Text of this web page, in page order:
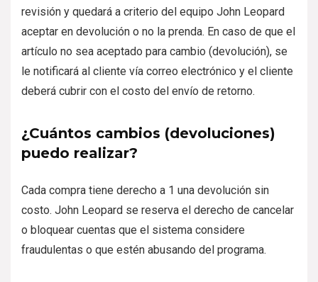
revisión y quedará a criterio del equipo John Leopard
aceptar en devolución o no la prenda. En caso de que el
artículo no sea aceptado para cambio (devolución), se
le notificará al cliente vía correo electrónico y el cliente
deberá cubrir con el costo del envío de retorno.
¿Cuántos cambios (devoluciones)
puedo realizar?
Cada compra tiene derecho a 1 una devolución sin
costo. John Leopard se reserva el derecho de cancelar
o bloquear cuentas que el sistema considere
fraudulentas o que estén abusando del programa.